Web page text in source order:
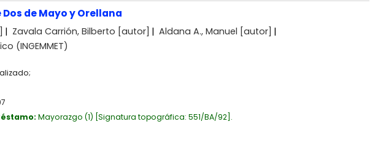
de Mayo y Orellana
Zavala Carrión, Bilberto [autor] Aldana A., Manuel [autor]
(INGEMMET)
Mayorazgo (1) Signatura topográfica: 551/BA/92 .